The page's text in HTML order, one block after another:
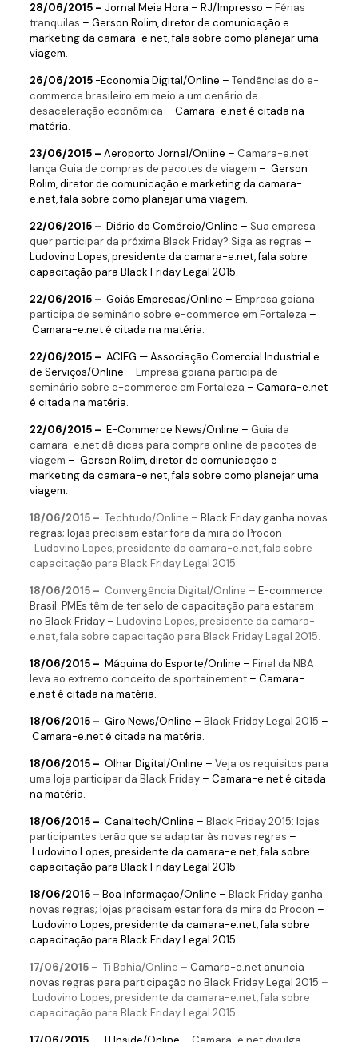
28/06/2015 – Jornal Meia Hora – RJ/Impresso – Férias
tranquilas – Gerson Rolim, diretor de comunicação e
marketing da camara-e.net, fala sobre como planejar uma
viagem.
26/06/2015-Economia Digital/Online – Tendências do e-
commerce brasileiro em meio a um cenário de
desaceleração econômica – Camara-e.net é citada na
matéria.
23/06/2015 – Aeroporto Jornal/Online – Camara-e.net
lança Guia de compras de pacotes de viagem – Gerson
Rolim, diretor de comunicação e marketing da camara-
e.net, fala sobre como planejar uma viagem.
22/06/2015 – Diário do Comércio/Online – Sua empresa
quer participar da próxima Black Friday? Siga as regras –
Ludovino Lopes, presidente da camara-e.net, fala sobre
capacitação para Black Friday Legal 2015.
22/06/2015 – Goiás Empresas/Online – Empresa goiana
participa de seminário sobre e-commerce em Fortaleza –
Camara-e.net é citada na matéria.
22/06/2015 – ACIEG — Associação Comercial Industrial e
de Serviços/Online – Empresa goiana participa de
seminário sobre e-commerce em Fortaleza – Camara-e.net
é citada na matéria.
22/06/2015 – E-Commerce News/Online – Guia da
camara-e.net dá dicas para compra online de pacotes de
viagem – Gerson Rolim, diretor de comunicação e
marketing da camara-e.net, fala sobre como planejar uma
viagem.
18/06/2015 – Techtudo/Online – Black Friday ganha novas
regras; lojas precisam estar fora da mira do Procon –
Ludovino Lopes, presidente da camara-e.net, fala sobre
capacitação para Black Friday Legal 2015.
18/06/2015 – Convergência Digital/Online – E-commerce
Brasil: PMEs têm de ter selo de capacitação para estarem
no Black Friday – Ludovino Lopes, presidente da camara-
e.net, fala sobre capacitação para Black Friday Legal 2015.
18/06/2015 – Máquina do Esporte/Online – Final da NBA
leva ao extremo conceito de sportainement – Camara-
e.net é citada na matéria.
18/06/2015 – Giro News/Online – Black Friday Legal 2015 –
Camara-e.net é citada na matéria.
18/06/2015 – Olhar Digital/Online – Veja os requisitos para
uma loja participar da Black Friday– Camara-e.net é citada
na matéria.
18/06/2015 – Canaltech/Online – Black Friday 2015: lojas
participantes terão que se adaptar às novas regras –
Ludovino Lopes, presidente da camara-e.net, fala sobre
capacitação para Black Friday Legal 2015.
18/06/2015 – Boa Informação/Online – Black Friday ganha
novas regras; lojas precisam estar fora da mira do Procon –
Ludovino Lopes, presidente da camara-e.net, fala sobre
capacitação para Black Friday Legal 2015.
17/06/2015– Ti Bahia/Online – Camara-e.net anuncia
novas regras para participação no Black Friday Legal 2015 –
Ludovino Lopes, presidente da camara-e.net, fala sobre
capacitação para Black Friday Legal 2015.